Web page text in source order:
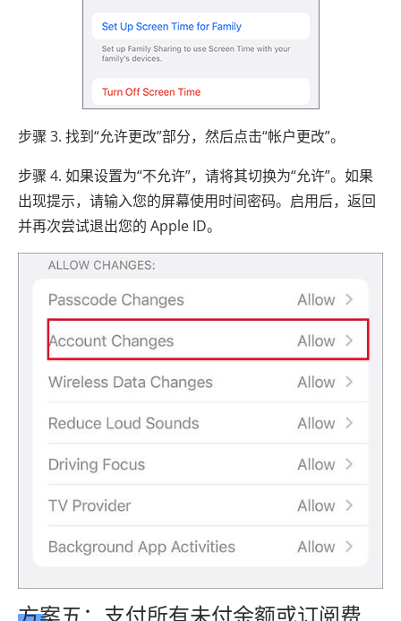
步骤 3. 找到“允许更改”部分，然后点击“帐户更改”。
步骤 4. 如果设置为“不允许”，请将其切换为“允许”。如果
出现提示，请输入您的屏幕使用时间密码。启用后，返回
并再次尝试退出您的 Apple ID。